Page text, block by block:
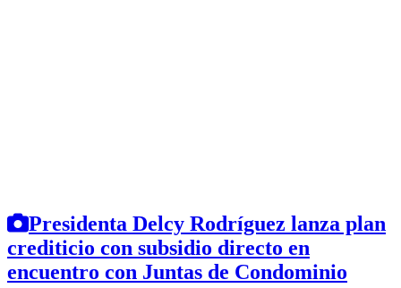
Presidenta Delcy Rodríguez lanza plan
crediticio con subsidio directo en
encuentro con Juntas de Condominio